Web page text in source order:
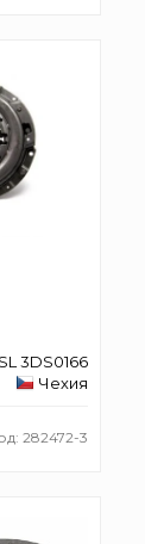
SL 3DS0166
Чехия
282472-3